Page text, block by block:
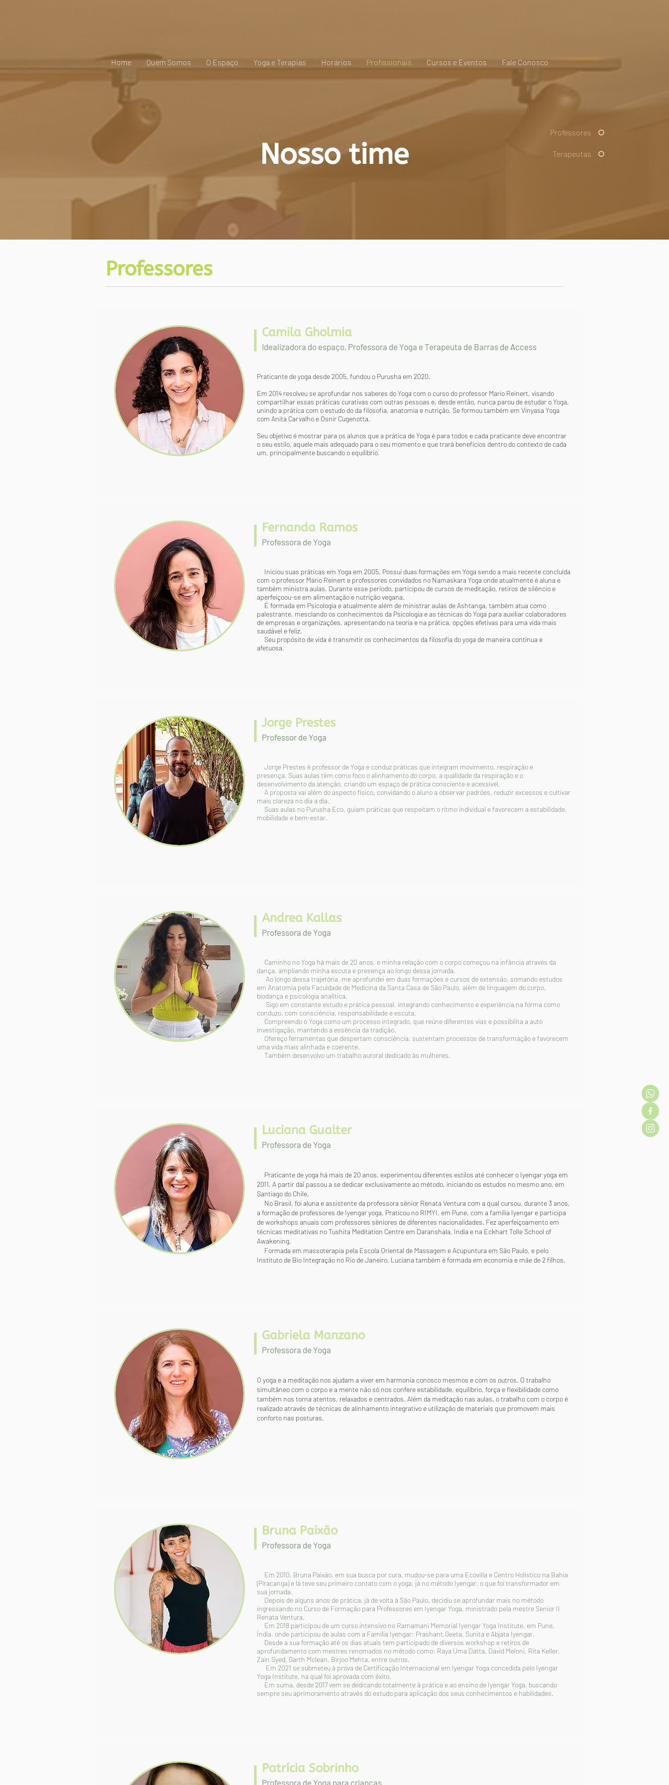
Home Quem Somos O Espaço Yoga e Terapias Horários Profissionais Cursos e Eventos Fale Conosco
Professores
Terapeutas
Nosso time
Professores
Camila Gholmia
Idealizadora do espaço, Professora de Yoga e Terapeuta de Barras de Access
Praticante de yoga desde 2005, fundou o Purusha em 2020.
Em 2014 resolveu se aprofundar nos saberes do Yoga com o curso do professor Mario Reinert, visando
compartilhar essas práticas curativas com outras pessoas e, desde então, nunca parou de estudar o Yoga,
unindo a prática com o estudo do da filosofia, anatomia e nutrição. Se formou também em Vinyasa Yoga
com Anita Carvalho e Osnir Cugenotta.
Seu objetivo é mostrar para os alunos que a prática de Yoga é para todos e cada praticante deve encontrar
o seu estilo, aquele mais adequado para o seu momento e que trará benefícios dentro do contexto de cada
um, principalmente buscando o equilíbrio.
Fernanda Ramos
Professora de Yoga
Iniciou suas práticas em Yoga em 2005. Possui duas formações em Yoga sendo a mais recente concluída
com o professor Mário Reinert e professores convidados no Namaskara Yoga onde atualmente é aluna e
também ministra aulas. Durante esse período, participou de cursos de meditação, retiros de silêncio e
aperfeiçoou-se em alimentação e nutrição vegana.
É formada em Psicologia e atualmente além de ministrar aulas de Ashtanga, também atua como
palestrante, mesclando os conhecimentos da Psicologia e as técnicas do Yoga para auxiliar colaboradores
de empresas e organizações, apresentando na teoria e na prática, opções efetivas para uma vida mais
saudável e feliz.
Seu propósito de vida é transmitir os conhecimentos da filosofia do yoga de maneira contínua e
afetuosa.
Jorge Prestes
Professor de Yoga
Jorge Prestes é professor de Yoga e conduz práticas que integram movimento, respiração e
presença. Suas aulas têm como foco o alinhamento do corpo, a qualidade da respiração e o
desenvolvimento da atenção, criando um espaço de prática consciente e acessível.
A proposta vai além do aspecto físico, convidando o aluno a observar padrões, reduzir excessos e cultivar
mais clareza no dia a dia.
Suas aulas no Purusha Eco, guiam práticas que respeitam o ritmo individual e favorecem a estabilidade,
mobilidade e bem-estar.
Andrea Kallas
Professora de Yoga
Caminho no Yoga há mais de 20 anos, e minha relação com o corpo começou na infância através da
dança, ampliando minha escuta e presença ao longo dessa jornada.
Ao longo dessa trajetória, me aprofundei em duas formações e cursos de extensão, somando estudos
em Anatomia pela Faculdade de Medicina da Santa Casa de São Paulo, além de linguagem do corpo,
biodança e psicologia analítica.
Sigo em constante estudo e prática pessoal, integrando conhecimento e experiência na forma como
conduzo, com consciência, responsabilidade e escuta.
Compreendo o Yoga como um processo integrado, que reúne diferentes vias e possibilita a auto
investigação, mantendo a essência da tradição.
Ofereço ferramentas que despertam consciência, sustentam processos de transformação e favorecem
uma vida mais alinhada e coerente.
Também desenvolvo um trabalho autoral dedicado às mulheres.
Luciana Gualter
Professora de Yoga
Praticante de yoga há mais de 20 anos, experimentou diferentes estilos até conhecer o Iyengar yoga em
2011. A partir daí passou a se dedicar exclusivamente ao método, iniciando os estudos no mesmo ano, em
Santiago do Chile.
No Brasil, foi aluna e assistente da professora sênior Renata Ventura com a qual cursou, durante 3 anos,
a formação de professores de Iyengar yoga. Praticou no RIMYI, em Pune, com a família Iyengar e participa
de workshops anuais com professores sêniores de diferentes nacionalidades. Fez aperfeiçoamento em
técnicas meditativas no Tushita Meditation Centre em Daranshala, India e na Eckhart Tolle School of
Awakening.
Formada em massoterapia pela Escola Oriental de Massagem e Acupuntura em São Paulo, e pelo
Instituto de Bio Integração no Rio de Janeiro. Luciana também é formada em economia e mãe de 2 filhos.
Gabriela Manzano
Professora de Yoga
O yoga e a meditação nos ajudam a viver em harmonia conosco mesmos e com os outros. O trabalho
simultâneo com o corpo e a mente não só nos confere estabilidade, equilíbrio, força e flexibilidade como
também nos torna atentos, relaxados e centrados. Além da meditação nas aulas, o trabalho com o corpo é
realizado através de técnicas de alinhamento integrativo e utilização de materiais que promovem mais
conforto nas posturas.
Bruna Paixão
Professora de Yoga
Em 2010, Bruna Paixão, em sua busca por cura, mudou-se para uma Ecovilla e Centro Holístico na Bahia
(Piracanga) e lá teve seu primeiro contato com o yoga, já no método Iyengar, o que foi transformador em
sua jornada.
Depois de alguns anos de prática, já de volta à São Paulo, decidiu se aprofundar mais no método
ingressando no Curso de Formação para Professores em Iyengar Yoga, ministrado pela mestre Senior II
Renata Ventura.
Em 2018 participou de um curso intensivo no Ramamani Memorial Iyengar Yoga Institute, em Pune,
Índia, onde participou de aulas com a Família Iyengar: Prashant,Geeta, Sunita e Abjata Iyengar.
Desde a sua formação até os dias atuais tem participado de diversos workshop e retiros de
aprofundamento com mestres renomados no método como: Raya Uma Datta, David Meloni, Rita Keller,
Zain Syed, Garth Mclean, Birjoo Mehta, entre outros.
Em 2021 se submeteu à prova de Certificação Internacional em Iyengar Yoga concedida pelo Iyengar
Yoga Institute, na qual foi aprovada com êxito.
Em suma, desde 2017 vem se dedicando totalmente à prática e ao ensino de Iyengar Yoga, buscando
sempre seu aprimoramento através do estudo para aplicação dos seus conhecimentos e habilidades.
Patrícia Sobrinho
Professora de Yoga para crianças